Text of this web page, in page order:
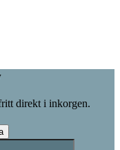
direkt i inkorgen.